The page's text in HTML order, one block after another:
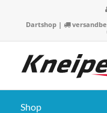
Dartshop|
Shop